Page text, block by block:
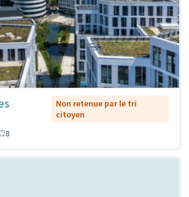
Non retenue par le tri
citoyen
8